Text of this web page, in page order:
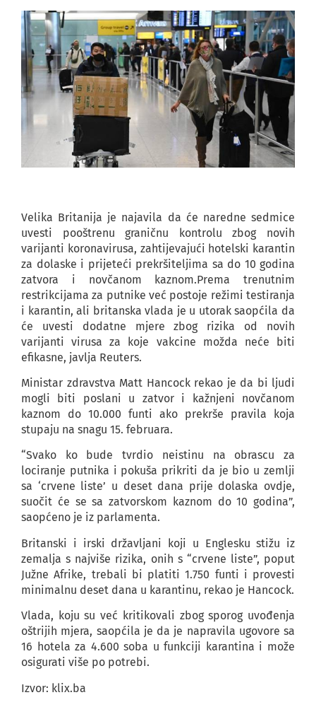
Velika Britanija je najavila da će naredne sedmice
uvesti pooštrenu graničnu kontrolu zbog novih
varijanti koronavirusa, zahtijevajući hotelski karantin
za dolaske i prijeteći prekršiteljima sa do 10 godina
zatvora i novčanom kaznom.Prema trenutnim
restrikcijama za putnike već postoje režimi testiranja
i karantin, ali britanska vlada je u utorak saopćila da
će uvesti dodatne mjere zbog rizika od novih
varijanti virusa za koje vakcine možda neće biti
efikasne, javlja Reuters.
Ministar zdravstva Matt Hancock rekao je da bi ljudi
mogli biti poslani u zatvor i kažnjeni novčanom
kaznom do 10.000 funti ako prekrše pravila koja
stupaju na snagu 15. februara.
“Svako ko bude tvrdio neistinu na obrascu za
lociranje putnika i pokuša prikriti da je bio u zemlji
sa ‘crvene liste’ u deset dana prije dolaska ovdje,
suočit će se sa zatvorskom kaznom do 10 godina”,
saopćeno je iz parlamenta.
Britanski i irski državljani koji u Englesku stižu iz
zemalja s najviše rizika, onih s “crvene liste”, poput
Južne Afrike, trebali bi platiti 1.750 funti i provesti
minimalnu deset dana u karantinu, rekao je Hancock.
Vlada, koju su već kritikovali zbog sporog uvođenja
oštrijih mjera, saopćila je da je napravila ugovore sa
16 hotela za 4.600 soba u funkciji karantina i može
osigurati više po potrebi.
Izvor: klix.ba